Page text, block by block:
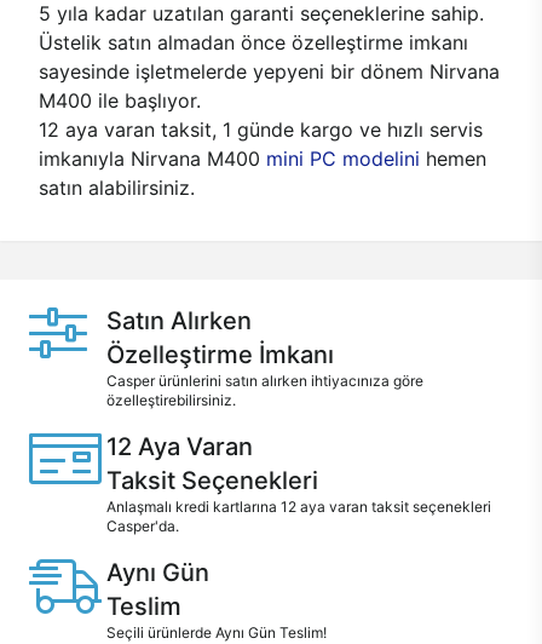
5 yıla kadar uzatılan garanti seçeneklerine sahip.
Üstelik satın almadan önce özelleştirme imkanı
sayesinde işletmelerde yepyeni bir dönem Nirvana
M400 ile başlıyor.
12 aya varan taksit, 1 günde kargo ve hızlı servis
imkanıyla Nirvana M400 mini PC modelini hemen
satın alabilirsiniz.
Satın Alırken
Özelleştirme İmkanı
Casper ürünlerini satın alırken ihtiyacınıza göre
özelleştirebilirsiniz.
12 Aya Varan
Taksit Seçenekleri
Anlaşmalı kredi kartlarına 12 aya varan taksit seçenekleri
Casper'da.
Aynı Gün
Teslim
Seçili ürünlerde Aynı Gün Teslim!